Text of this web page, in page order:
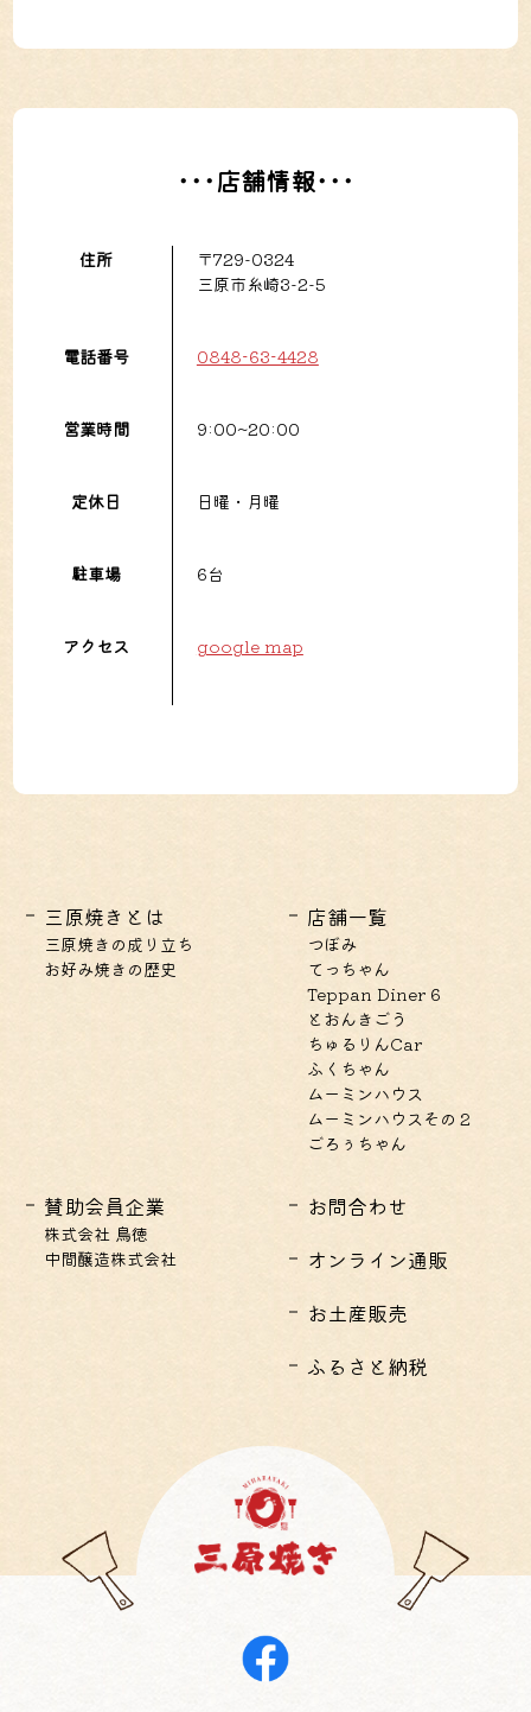
･･･店舗情報･･･
住所
〒729-0324
三原市糸崎3-2-5
電話番号 0848−63−4428
営業時間 9:00~20:00
定休日 日曜・月曜
駐車場 6台
アクセス google map
三原焼きとは
三原焼きの成り立ち
お好み焼きの歴史
店舗一覧
つぼみ
てっちゃん
Teppan Diner 6
とおんきごう
ちゅるりんCar
ふくちゃん
ムーミンハウス
ムーミンハウスその２
ごろぅちゃん
賛助会員企業
株式会社 鳥徳
中間醸造株式会社
お問合わせ
オンライン通販
お土産販売
ふるさと納税